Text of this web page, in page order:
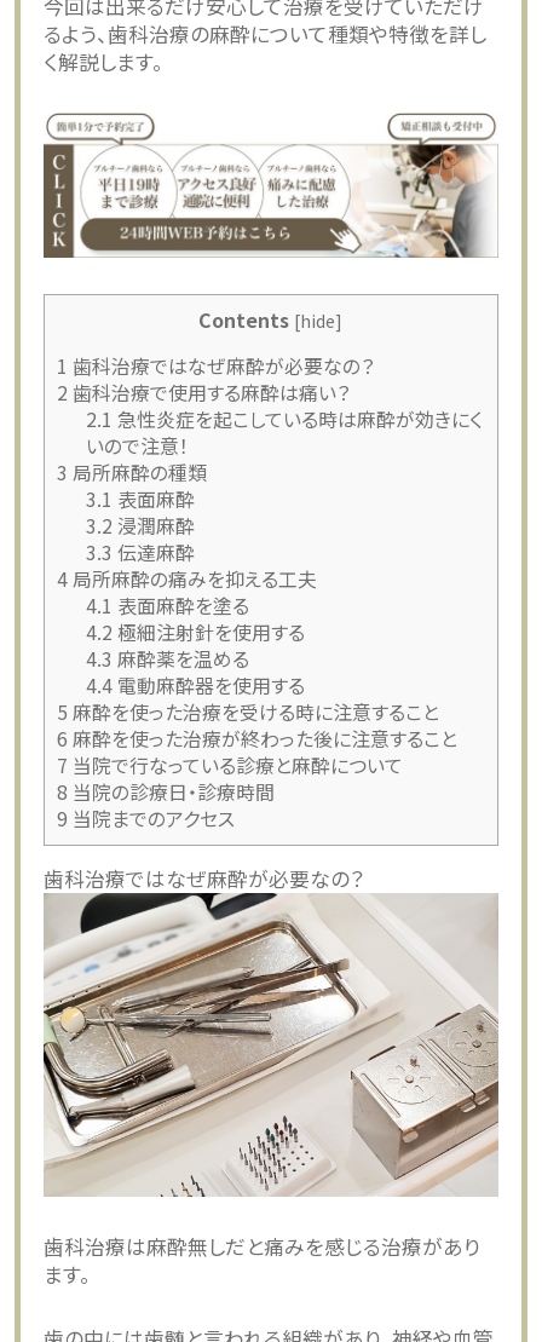
るよう、歯科治療の麻酔について種類や特徴を詳し
く解説します。
Contents [hide]
1 歯科治療ではなぜ麻酔が必要なの？
2 歯科治療で使用する麻酔は痛い？
2.1 急性炎症を起こしている時は麻酔が効きにく
いので注意！
3 局所麻酔の種類
3.1 表面麻酔
3.2 浸潤麻酔
3.3 伝達麻酔
4局所麻酔の痛みを抑える工夫
4.1 表面麻酔を塗る
4.2 極細注射針を使用する
4.3 麻酔薬を温める
4.4電動麻酔器を使用する
5 麻酔を使った治療を受ける時に注意すること
6 麻酔を使った治療が終わった後に注意すること
7 当院で行なっている診療と麻酔について
8 当院の診療日・診療時間
9 当院までのアクセス
歯科治療ではなぜ麻酔が必要なの？
歯科治療は麻酔無しだと痛みを感じる治療があり
ます。